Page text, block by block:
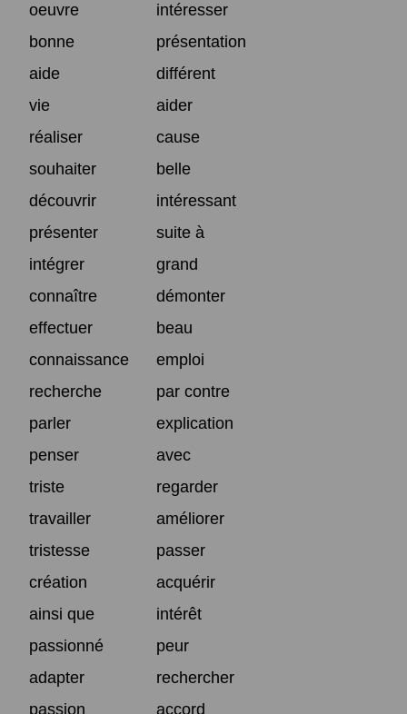
oeuvre
intéresser
bonne
présentation
aide
différent
vie
aider
réaliser
cause
souhaiter
belle
découvrir
intéressant
présenter
suite à
intégrer
grand
connaître
démonter
effectuer
beau
connaissance
emploi
recherche
par contre
parler
explication
penser
avec
triste
regarder
travailler
améliorer
tristesse
passer
création
acquérir
ainsi que
intérêt
passionné
peur
adapter
rechercher
passion
accord